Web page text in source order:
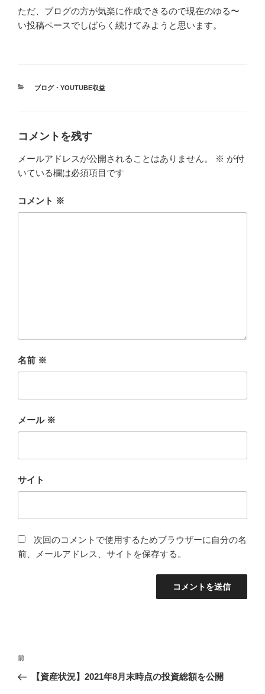
ただ、ブログの方が気楽に作成できるので現在のゆる〜
い投稿ペースでしばらく続けてみようと思います。
カ
ブログ・YOUTUBE収益
コメントを残す
メールアドレスが公開されることはありません。 ※ が付
いている欄は必須項目です
コメント ※
名前 ※
メール ※
サイト
次回のコメントで使用するためブラウザーに自分の名
前、メールアドレス、サイトを保存する。
投
ナ
前
の
前
【資産状況】2021年8月末時点の投資総額を公開